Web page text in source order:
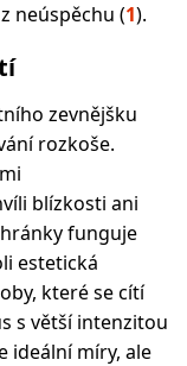
neúspěchu (1).
zevnějšku
rozkoše.
blízkosti ani
funguje
estetická
které se cítí
s větší intenzitou
ideální míry, ale